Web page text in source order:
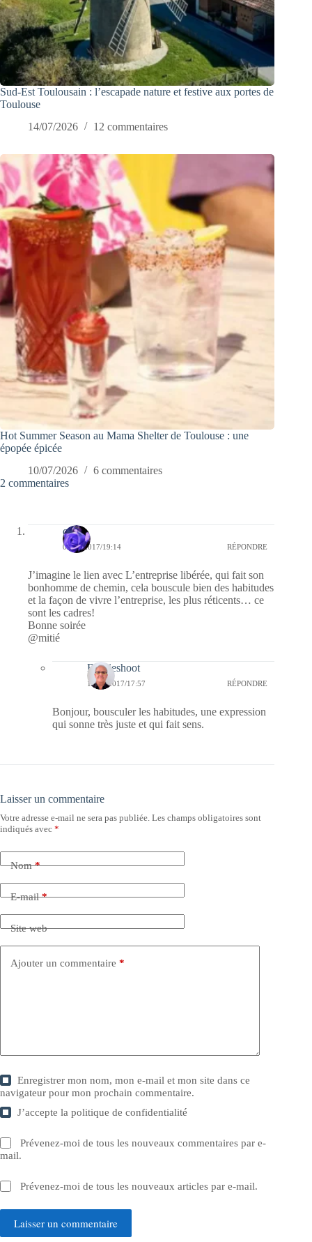
Sud-Est Toulousain : l’escapade nature et festive aux portes de
Toulouse
14/07/2026
12 commentaires
Hot Summer Season au Mama Shelter de Toulouse : une
épopée épicée
10/07/2026
6 commentaires
2 commentaires
covix
09/05/2017/19:14 RÉPONDRE
J’imagine le lien avec L’entreprise libérée, qui fait son
bonhomme de chemin, cela bouscule bien des habitudes
et la façon de vivre l’entreprise, les plus réticents… ce
sont les cadres!
Bonne soirée
@mitié
Bernieshoot
10/05/2017/17:57 RÉPONDRE
Bonjour, bousculer les habitudes, une expression
qui sonne très juste et qui fait sens.
Laisser un commentaire
Votre adresse e-mail ne sera pas publiée. Les champs obligatoires sont
indiqués avec *
Nom*
E-mail*
Site web
Ajouter un commentaire *
Enregistrer mon nom, mon e-mail et mon site dans ce
navigateur pour mon prochain commentaire.
J’accepte lapolitique de confidentialité
Prévenez-moi de tous les nouveaux commentaires par e-
mail.
Prévenez-moi de tous les nouveaux articles par e-mail.
Laisser un commentaire